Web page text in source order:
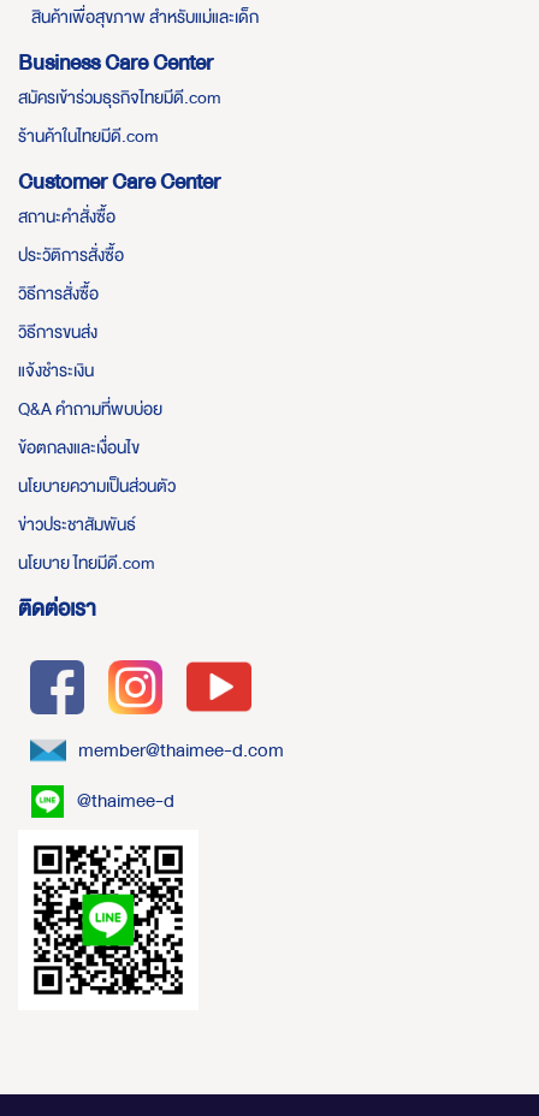
สินค้าเพื่อสุขภาพ สำหรับแม่และเด็ก
Business Care Center
สมัครเข้าร่วมธุรกิจไทยมีดี.com
ร้านค้าในไทยมีดี.com
Customer Care Center
สถานะคำสั่งซื้อ
ประวัติการสั่งซื้อ
วิธีการสั่งซื้อ
วิธีการขนส่ง
แจ้งชำระเงิน
Q&A คำถามที่พบบ่อย
ข้อตกลงและเงื่อนไข
นโยบายความเป็นส่วนตัว
ข่าวประชาสัมพันธ์
นโยบาย ไทยมีดี.com
ติดต่อเรา
member@thaimee-d.com
@thaimee-d